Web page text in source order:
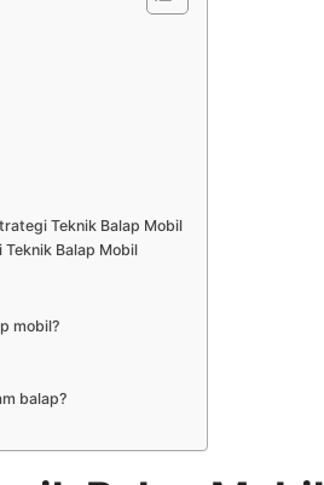
Teknik Balap Mobil
Balap Mobil
mobil?
balap?